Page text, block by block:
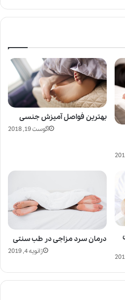
بهترین فواصل آمیزش جنسی
آگوست 19, 2018
درمان سرد مزاجی در طب سنتی
ژانویه 4, 2019